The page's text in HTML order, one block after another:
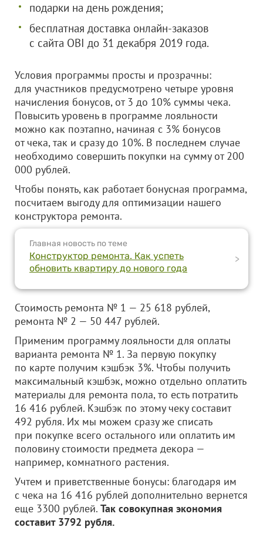
подарки на день рождения;
бесплатная доставка онлайн-заказов
с сайта OBI до 31 декабря 2019 года.
Условия программы просты и прозрачны:
для участников предусмотрено четыре уровня
начисления бонусов, от 3 до 10% суммы чека.
Повысить уровень в программе лояльности
можно как поэтапно, начиная с 3% бонусов
от чека, так и сразу до 10%. В последнем случае
необходимо совершить покупки на сумму от 200
000 рублей.
Чтобы понять, как работает бонусная программа,
посчитаем выгоду для оптимизации нашего
конструктора ремонта.
Главная новость по теме
Конструктор ремонта. Как успеть
обновить квартиру до нового года
>
Стоимость ремонта № 1 — 25 618 рублей,
ремонта № 2 — 50 447 рублей.
Применим программу лояльности для оплаты
варианта ремонта № 1. За первую покупку
по карте получим кэшбэк 3%. Чтобы получить
максимальный кэшбэк, можно отдельно оплатить
материалы для ремонта пола, то есть потратить
16 416 рублей. Кэшбэк по этому чеку составит
492 рубля. Их мы можем сразу же списать
при покупке всего остального или оплатить им
половину стоимости предмета декора —
например, комнатного растения.
Учтем и приветственные бонусы: благодаря им
с чека на 16 416 рублей дополнительно вернется
еще 3300 рублей. Так совокупная экономия
составит 3792 рубля.